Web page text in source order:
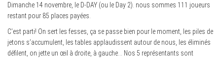
Dimanche 14 novembre, le D-DAY (ou le Day 2). nous sommes 111 joueurs
restant pour 85 places payées.
C’est parti! On sert les fesses, ça se passe bien pour le moment, les piles de
jetons s’accumulent, les tables applaudissent autour de nous, les éliminés
défilent, on jette un œil à droite, à gauche… Nos 5 représentants sont